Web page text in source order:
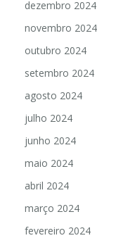
dezembro 2024
novembro 2024
outubro 2024
setembro 2024
agosto 2024
julho 2024
junho 2024
maio 2024
abril 2024
março 2024
fevereiro 2024